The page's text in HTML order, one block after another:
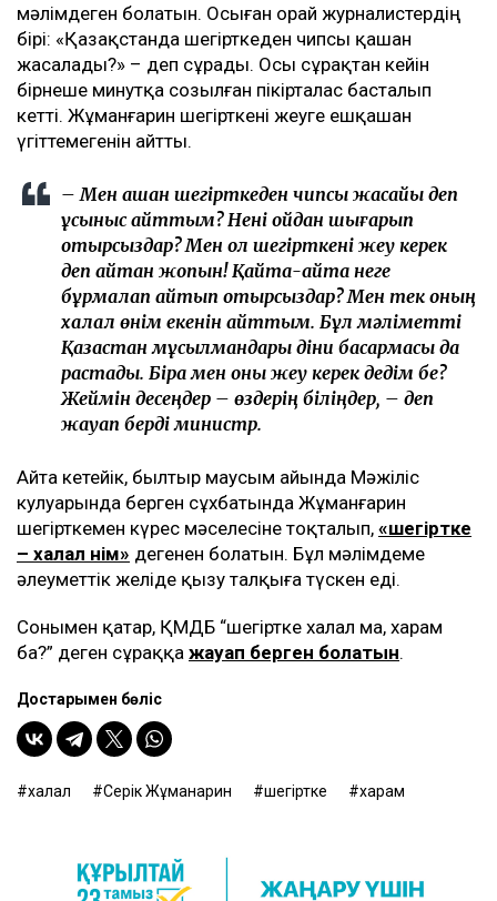
мәлімдеген болатын. Осыған орай журналистердің
бірі: «Қазақстанда шегірткеден чипсы қашан
жасалады?» – деп сұрады. Осы сұрақтан кейін
бірнеше минутқа созылған пікірталас басталып
кетті. Жұманғарин шегірткені жеуге ешқашан
үгіттемегенін айтты.
– Мен қашан шегірткеден чипсы жасайық деп
ұсыныс айттым? Нені ойдан шығарып
отырсыздар? Мен ол шегірткені жеу керек
деп айтқан жоқпын! Қайта-қайта неге
бұрмалап айтып отырсыздар? Мен тек оның
халал өнім екенін айттым. Бұл мәліметті
Қазақстан мұсылмандары діни басқармасы да
растады. Бірақ мен оны жеу керек дедім бе?
Жеймін десеңдер – өздерің біліңдер, – деп
жауап берді министр.
Айта кетейік, былтыр маусым айында Мәжіліс
кулуарында берген сұхбатында Жұманғарин
шегірткемен күрес мәселесіне тоқталып, «шегіртке
– халал өнім» дегенен болатын. Бұл мәлімдеме
әлеуметтік желіде қызу талқыға түскен еді.
Сонымен қатар, ҚМДБ “шегіртке халал ма, харам
ба?” деген сұраққа жауап берген болатын.
Достарыңмен бөліс
халал Серік Жұманғарин шегіртке харам